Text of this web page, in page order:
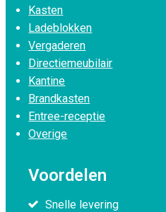
Kasten
Ladeblokken
Vergaderen
Directiemeubilair
Kantine
Brandkasten
Entree-receptie
Overige
Voordelen
Snelle levering